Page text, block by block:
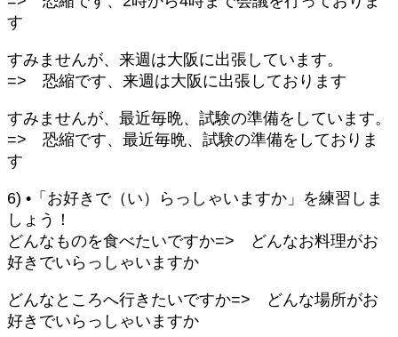
す
すみませんが、来週は大阪に出張しています。
=> 恐縮です、来週は大阪に出張しております
すみませんが、最近毎晩、試験の準備をしています。
=> 恐縮です、最近毎晩、試験の準備をしておりま
す
6) •「お好きで（い）らっしゃいますか」を練習しま
しょう！
どんなものを食べたいですか=> どんなお料理がお
好きでいらっしゃいますか
どんなところへ行きたいですか=> どんな場所がお
好きでいらっしゃいますか